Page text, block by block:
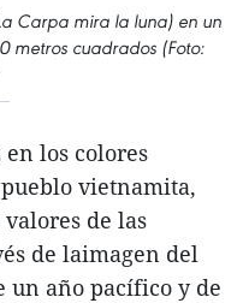
Carpa mira la luna) en un
metros cuadrados (Foto:
los colores
vietnamita,
de las
de laimagen del
un año pacífico y de